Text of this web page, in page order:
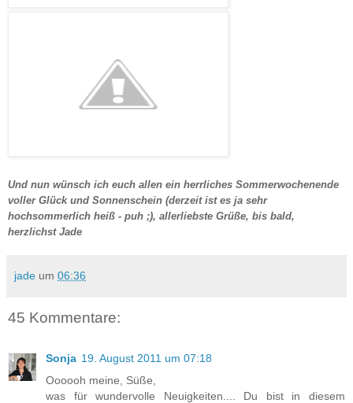
Und nun wünsch ich euch allen ein herrliches Sommerwochenende
voller Glück und Sonnenschein (derzeit ist es ja sehr
hochsommerlich heiß - puh ;), allerliebste Grüße, bis bald,
herzlichst Jade
jade um 06:36
45 Kommentare:
Sonja 19. August 2011 um 07:18
Oooooh meine, Süße,
was für wundervolle Neuigkeiten.... Du bist in diesem